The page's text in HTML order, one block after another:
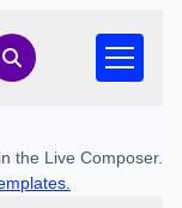
the Live Composer.